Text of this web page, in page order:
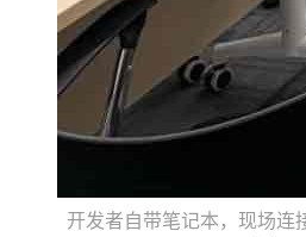
开发者自带笔记本，现场连